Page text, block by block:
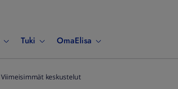
Tuki OmaElisa
Viimeisimmät keskustelut